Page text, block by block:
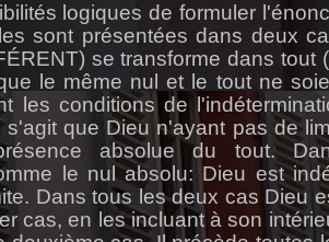
logiques de formuler
sont présentées dans deux
se transforme dans tout
le même nul et le tout ne
les conditions de
que Dieu n'ayant pas de
absolue du tout.
le nul absolu: Dieu est
Dans tous les deux cas Dieu
cas, en les incluant à son